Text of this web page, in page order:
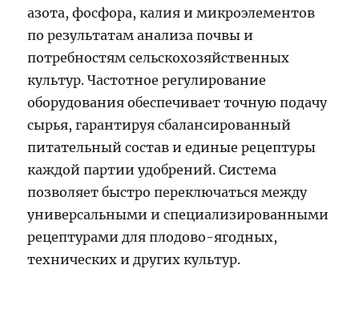
азота, фосфора, калия и микроэлементов
по результатам анализа почвы и
потребностям сельскохозяйственных
культур. Частотное регулирование
оборудования обеспечивает точную подачу
сырья, гарантируя сбалансированный
питательный состав и единые рецептуры
каждой партии удобрений. Система
позволяет быстро переключаться между
универсальными и специализированными
рецептурами для плодово-ягодных,
технических и других культур.